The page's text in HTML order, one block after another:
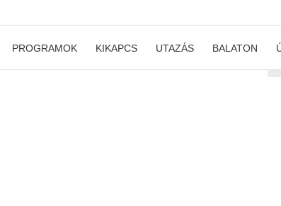
PROGRAMOK KIKAPCS UTAZÁS BALATON